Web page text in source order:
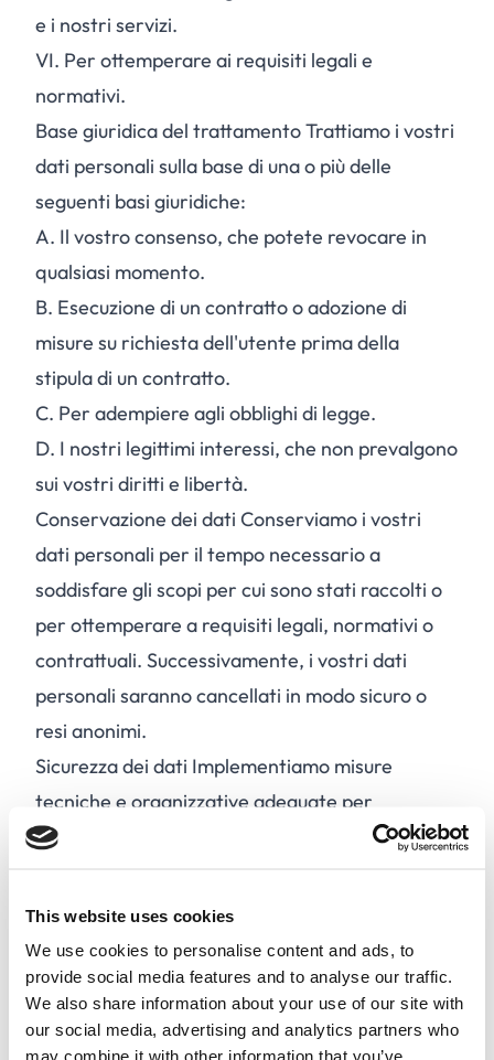
This website uses cookies
We use cookies to personalise content and ads, to
provide social media features and to analyse our traffic.
We also share information about your use of our site with
our social media, advertising and analytics partners who
may combine it with other information that you’ve
e i nostri servizi.
VI. Per ottemperare ai requisiti legali e
normativi.
Base giuridica del trattamento Trattiamo i vostri
dati personali sulla base di una o più delle
seguenti basi giuridiche:
A. Il vostro consenso, che potete revocare in
qualsiasi momento.
B. Esecuzione di un contratto o adozione di
misure su richiesta dell'utente prima della
stipula di un contratto.
C. Per adempiere agli obblighi di legge.
D. I nostri legittimi interessi, che non prevalgono
sui vostri diritti e libertà.
Conservazione dei dati Conserviamo i vostri
dati personali per il tempo necessario a
soddisfare gli scopi per cui sono stati raccolti o
per ottemperare a requisiti legali, normativi o
contrattuali. Successivamente, i vostri dati
personali saranno cancellati in modo sicuro o
resi anonimi.
Sicurezza dei dati Implementiamo misure
tecniche e organizzative adeguate per
proteggere i vostri dati personali da accessi non
distruzione.
Condivisione dei dati Possiamo condividere i
vostri dati personali con fornitori di servizi terzi,
partner o autorità in conformità con il GDPR.
Non vendiamo o affittiamo i vostri dati personali